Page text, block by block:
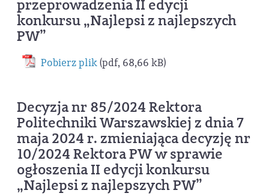
przeprowadzenia II edycji
konkursu „Najlepsi z najlepszych
PW”
Pobierz plik(pdf, 68,66 kB)
Decyzja nr 85/2024 Rektora
Politechniki Warszawskiej z dnia 7
maja 2024 r. zmieniająca decyzję nr
10/2024 Rektora PW w sprawie
ogłoszenia II edycji konkursu
„Najlepsi z najlepszych PW”